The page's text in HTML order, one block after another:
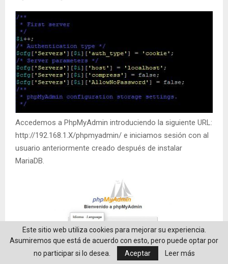
Accedemos a PhpMyAdmin introduciendo la siguiente URL:
http://192.168.1.X/phpmyadmin/ e iniciamos sesión con al
usuario anteriormente creado después de instalar
MariaDB.
Este sitio web utiliza cookies para mejorar su experiencia.
Asumiremos que está de acuerdo con esto, pero puede optar por
no participar si lo desea.
Aceptar Leer más